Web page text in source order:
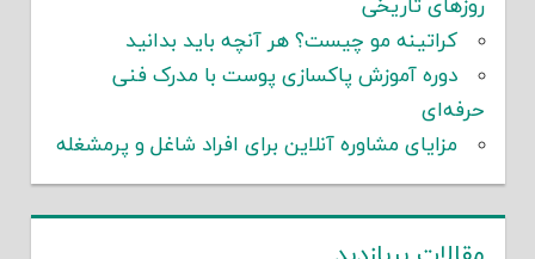
روزهای تاریخی
کراتینه مو چیست؟ هر آنچه باید بدانید
دوره آموزش پاکسازی پوست با مدرک فنی
حرفه‌ای
مزایای مشاوره آنلاین برای افراد شاغل و پرمشغله